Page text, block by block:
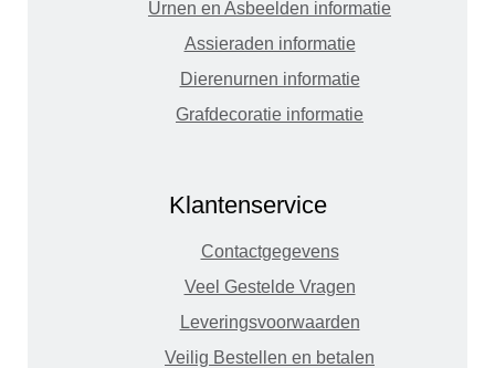
Urnen en Asbeelden informatie
Assieraden informatie
Dierenurnen informatie
Grafdecoratie informatie
Klantenservice
Contactgegevens
Veel Gestelde Vragen
Leveringsvoorwaarden
Veilig Bestellen en betalen